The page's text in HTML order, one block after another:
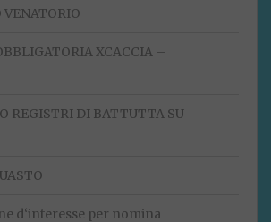
XCACCIA –
REGISTRI DI BATTUTTA SU
d‘interesse per nomina